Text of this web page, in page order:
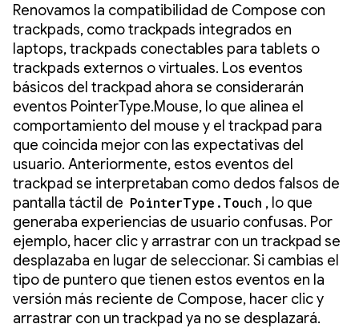
Renovamos la compatibilidad de Compose con
trackpads, como trackpads integrados en
laptops, trackpads conectables para tablets o
trackpads externos o virtuales. Los eventos
básicos del trackpad ahora se considerarán
eventos PointerType.Mouse, lo que alinea el
comportamiento del mouse y el trackpad para
que coincida mejor con las expectativas del
usuario. Anteriormente, estos eventos del
trackpad se interpretaban como dedos falsos de
pantalla táctil de PointerType.Touch , lo que
generaba experiencias de usuario confusas. Por
ejemplo, hacer clic y arrastrar con un trackpad se
desplazaba en lugar de seleccionar. Si cambias el
tipo de puntero que tienen estos eventos en la
versión más reciente de Compose, hacer clic y
arrastrar con un trackpad ya no se desplazará.